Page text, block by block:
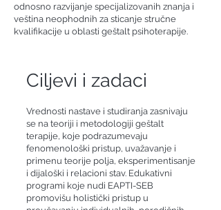
odnosno razvijanje specijalizovanih znanja i
veština neophodnih za sticanje stručne
kvalifikacije u oblasti geštalt psihoterapije.
Ciljevi i zadaci
Vrednosti nastave i studiranja zasnivaju
se na teoriji i metodologiji geštalt
terapije, koje podrazumevaju
fenomenološki pristup, uvažavanje i
primenu teorije polja, eksperimentisanje
i dijaloški i relacioni stav. Edukativni
programi koje nudi EAPTI-SEB
promovišu holistički pristup u